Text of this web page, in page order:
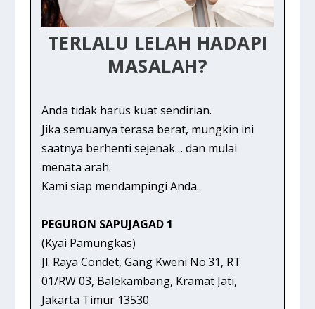
TERLALU LELAH HADAPI
MASALAH?
Anda tidak harus kuat sendirian.
Jika semuanya terasa berat, mungkin ini
saatnya berhenti sejenak… dan mulai
menata arah.
Kami siap mendampingi Anda.
PEGURON SAPUJAGAD 1
(Kyai Pamungkas)
Jl. Raya Condet, Gang Kweni No.31, RT
01/RW 03, Balekambang, Kramat Jati,
Jakarta Timur 13530